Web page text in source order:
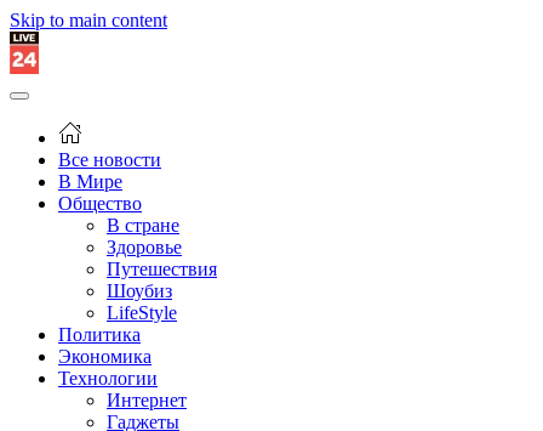
Skip to main content
Все новости
В Мире
Общество
В стране
Здоровье
Путешествия
Шоубиз
LifeStyle
Политика
Экономика
Технологии
Интернет
Гаджеты